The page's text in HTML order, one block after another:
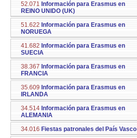
52.071 Información para Erasmus en
REINO UNIDO (UK)
51.622 Información para Erasmus en
NORUEGA
41.682 Información para Erasmus en
SUECIA
38.367 Información para Erasmus en
FRANCIA
35.609 Información para Erasmus en
IRLANDA
34.514 Información para Erasmus en
ALEMANIA
34.016 Fiestas patronales del País Vasco